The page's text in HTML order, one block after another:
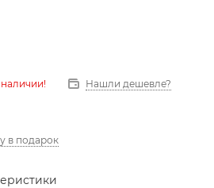
Нашли дешевле?
в подарок